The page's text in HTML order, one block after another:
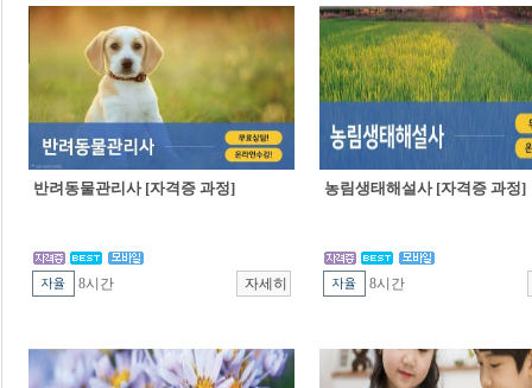
반려동물관리사 [자격증 과정]
8시간
농림생태해설사 [자격증 과정]
8시간